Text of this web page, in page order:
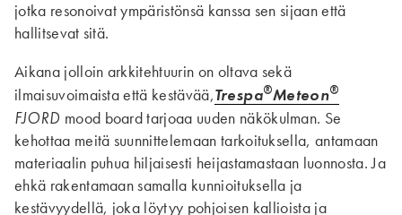
jotka resonoivat ympäristönsä kanssa sen sijaan että
hallitsevat sitä.
Aikana jolloin arkkitehtuurin on oltava sekä
ilmaisuvoimaista että kestävää,Trespa®Meteon®
FJORD mood board tarjoaa uuden näkökulman. Se
kehottaa meitä suunnittelemaan tarkoituksella, antamaan
materiaalin puhua hiljaisesti heijastamastaan luonnosta. Ja
ehkä rakentamaan samalla kunnioituksella ja
kestävyydellä, joka löytyy pohjoisen kallioista ja